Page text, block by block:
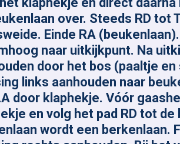
over. Steeds RD tot
Einde RA
naar uitkijkpunt. Na
door het bos (paaltje
links aanhouden naar
door klaphekje. Vóór
en volg het pad RD tot de
wordt een berkenlaan.